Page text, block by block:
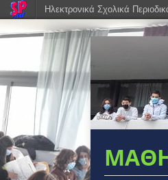
Ηλεκτρονικά Σχολικά